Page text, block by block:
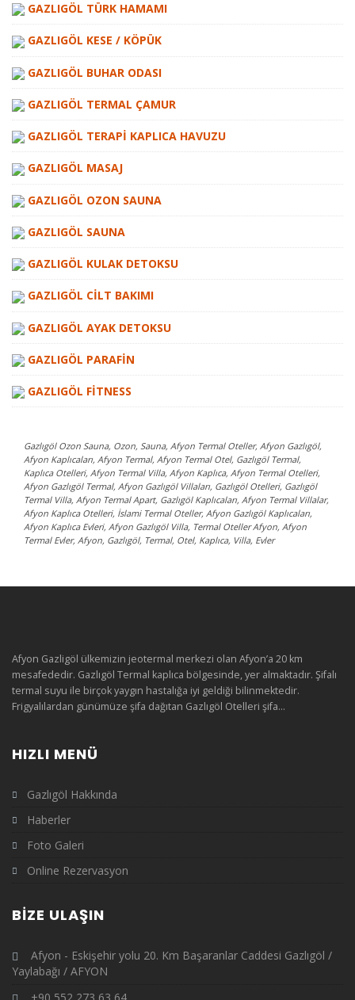
GAZLIGÖL TÜRK HAMAMI
GAZLIGÖL KESE / KÖPÜK
GAZLIGÖL BUHAR ODASI
GAZLIGÖL TERMAL ÇAMUR
GAZLIGÖL TERAPI KAPLICA HAVUZU
GAZLIGÖL MASAJ
GAZLIGÖL OZON SAUNA
GAZLIGÖL SAUNA
GAZLIGÖL KULAK DETOKSU
GAZLIGÖL CILT BAKIMI
GAZLIGÖL AYAK DETOKSU
GAZLIGÖL PARAFIN
GAZLIGÖL FITNESS
Gazlıgöl Ozon Sauna, Ozon, Sauna, Afyon Termal Oteller, Afyon Gazlıgöl,
Afyon Kaplıcaları, Afyon Termal, Afyon Termal Otel, Gazlıgöl Termal,
Kaplıca Otelleri, Afyon Termal Villa, Afyon Kaplıca, Afyon Termal Otelleri,
Afyon Gazlıgöl Termal, Afyon Gazlıgöl Villaları, Gazlıgöl Otelleri, Gazlıgöl
Termal Villa, Afyon Termal Apart, Gazlıgöl Kaplıcaları, Afyon Termal Villalar,
Afyon Kaplıca Otelleri, İslami Termal Oteller, Afyon Gazlıgöl Kaplıcaları,
Afyon Kaplıca Evleri, Afyon Gazlıgöl Villa, Termal Oteller Afyon, Afyon
Termal Evler, Afyon, Gazlıgöl, Termal, Otel, Kaplıca, Villa, Evler
Afyon Gazligöl ülkemizin jeotermal merkezi olan Afyon’a 20 km
mesafededir. Gazlıgöl Termal kaplıca bölgesinde, yer almaktadır. Şifalı
termal suyu ile birçok yaygın hastalığa iyi geldiği bilinmektedir.
Frigyalılardan günümüze şifa dağıtan Gazlıgöl Otelleri şifa...
HIZLI MENÜ
Gazlıgöl Hakkında
Haberler
Foto Galeri
Online Rezervasyon
BIZE ULAŞIN
Afyon - Eskişehir yolu 20. Km Başaranlar Caddesi Gazlıgöl /
Yaylabağı / AFYON